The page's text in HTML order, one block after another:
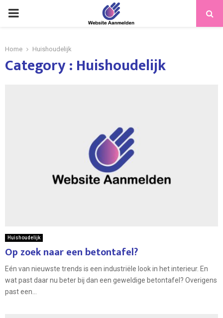
PRIMARY
Home Huishoudelijk
Category : Huishoudelijk
Huishoudelijk
Op zoek naar een betontafel?
Eén van nieuwste trends is een industriële look in het interieur. En
wat past daar nu beter bij dan een geweldige betontafel? Overigens
past een...